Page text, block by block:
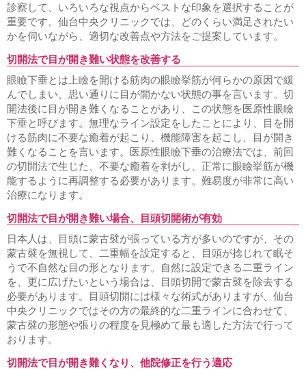
診察して、いろいろな視点からベストな印象を選択することが
重要です。仙台中央クリニックでは、どのくらい満足されたい
かを伺いながら、適切な改善点や方法をご提案しています。
切開法で目が開き難い状態を改善する
眼瞼下垂とは上瞼を開ける筋肉の眼瞼挙筋が何らかの原因で緩
んでしまい、思い通りに目が開かない状態の事を言います。切
開法後に目が開き難くなることがあり、この状態を医原性眼瞼
下垂と呼びます。無理なライン設定をしたことにより、目を開
ける筋肉に不要な癒着が起こり、機能障害を起こし、目が開き
難くなることを言います。医原性眼瞼下垂の治療法では、前回
の切開法で生じた、不要な癒着を剥がし、正常に眼瞼挙筋が機
能するように再調整する必要があります。難易度が非常に高い
治療になります。
切開法で目が開き難い場合、目頭切開術が有効
日本人は、目頭に蒙古襞が張っている方が多いのですが、その
蒙古襞を無視して、二重幅を設定すると、目頭が捻じれて眠そ
うで不自然な目の形となります。自然に設定できる二重ライン
を、更に広げたいという場合は、目頭切開で蒙古襞を除去する
必要があります。目頭切開には様々な術式がありますが、仙台
中央クリニックではその方の最終的な二重ラインに合わせて、
蒙古襞の形態や張りの程度を見極めて最も適した方法で行って
おります。
切開法で目が開き難くなり、他院修正を行う適応